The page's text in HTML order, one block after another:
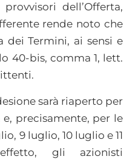
dell’Offerta,
rende noto che
dei Termini, ai sensi e
40-bis, comma 1, lett.
sarà riaperto per
precisamente, per le
9 luglio, 10 luglio e 11
gli azionisti